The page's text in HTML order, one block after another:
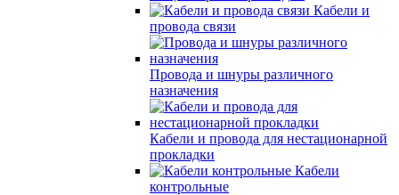
Кабели и
провода связи
Провода и шнуры различного
назначения
Кабели и провода для нестационарной
прокладки
Кабели
контрольные